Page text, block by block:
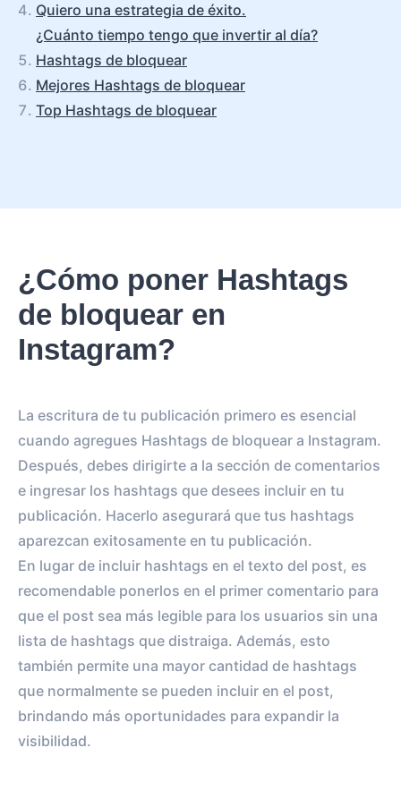
Quiero una estrategia de éxito.
¿Cuánto tiempo tengo que invertir al día?
Hashtags de bloquear
Mejores Hashtags de bloquear
Top Hashtags de bloquear
¿Cómo poner Hashtags
de bloquear en
Instagram?
La escritura de tu publicación primero es esencial
cuando agregues Hashtags de bloquear a Instagram.
Después, debes dirigirte a la sección de comentarios
e ingresar los hashtags que desees incluir en tu
publicación. Hacerlo asegurará que tus hashtags
aparezcan exitosamente en tu publicación.
En lugar de incluir hashtags en el texto del post, es
recomendable ponerlos en el primer comentario para
que el post sea más legible para los usuarios sin una
lista de hashtags que distraiga. Además, esto
también permite una mayor cantidad de hashtags
que normalmente se pueden incluir en el post,
brindando más oportunidades para expandir la
visibilidad.